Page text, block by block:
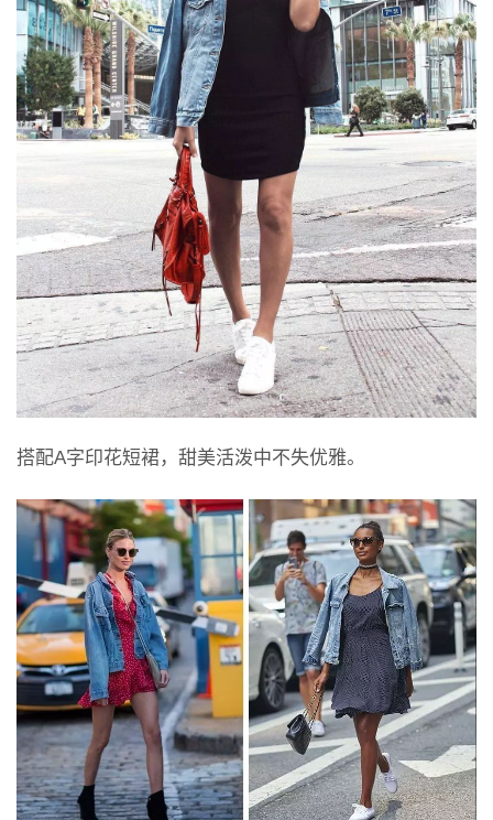
搭配A字印花短裙，甜美活泼中不失优雅。